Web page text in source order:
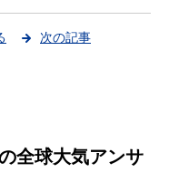
次の記事
全球大気アンサ